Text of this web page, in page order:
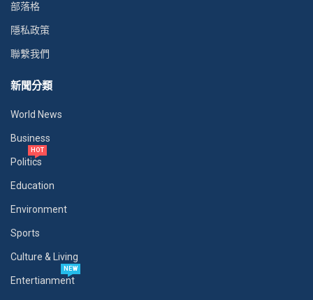
部落格
隱私政策
聯繫我們
新聞分類
World News
Business
Politics
HOT
Education
Environment
Sports
Culture & Living
Entertianment
NEW